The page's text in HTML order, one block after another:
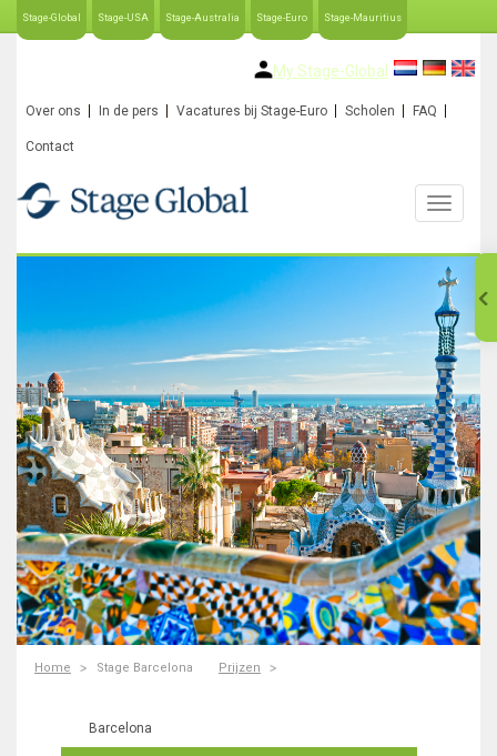
Stage-Global Stage-USA Stage-Australia Stage-Euro Stage-Mauritius
My Stage-Global
Over ons In de pers Vacatures bij Stage-Euro Scholen FAQ
Contact
Home Stage Barcelona Prijzen
Barcelona